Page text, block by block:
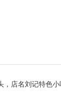
店名刘记特色